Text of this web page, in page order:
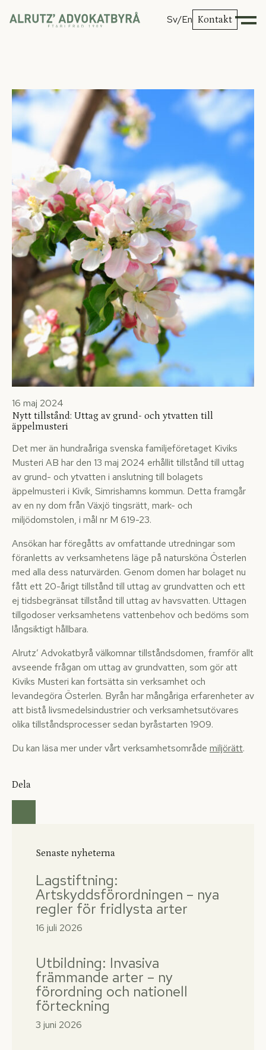
Sv/En Kontakt
16 maj 2024
Nytt tillstånd: Uttag av grund- och ytvatten till
äppelmusteri
Det mer än hundraåriga svenska familjeföretaget Kiviks
Musteri AB har den 13 maj 2024 erhållit tillstånd till uttag
av grund- och ytvatten i anslutning till bolagets
äppelmusteri i Kivik, Simrishamns kommun. Detta framgår
av en ny dom från Växjö tingsrätt, mark- och
miljödomstolen, i mål nr M 619-23.
Ansökan har föregåtts av omfattande utredningar som
föranletts av verksamhetens läge på natursköna Österlen
med alla dess naturvärden. Genom domen har bolaget nu
fått ett 20-årigt tillstånd till uttag av grundvatten och ett
ej tidsbegränsat tillstånd till uttag av havsvatten. Uttagen
tillgodoser verksamhetens vattenbehov och bedöms som
långsiktigt hållbara.
Alrutz’ Advokatbyrå välkomnar tillståndsdomen, framför allt
avseende frågan om uttag av grundvatten, som gör att
Kiviks Musteri kan fortsätta sin verksamhet och
levandegöra Österlen. Byrån har mångåriga erfarenheter av
att bistå livsmedelsindustrier och verksamhetsutövares
olika tillståndsprocesser sedan byråstarten 1909.
Du kan läsa mer under vårt verksamhetsområde miljörätt.
Dela
Senaste nyheterna
Lagstiftning:
Artskyddsförordningen – nya
regler för fridlysta arter
16 juli 2026
Utbildning: Invasiva
främmande arter – ny
förordning och nationell
förteckning
3 juni 2026